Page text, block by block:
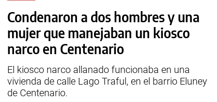
Condenaron a dos hombres y una
mujer que manejaban un kiosco
narco en Centenario
El kiosco narco allanado funcionaba en una
vivienda de calle Lago Traful, en el barrio Eluney
de Centenario.